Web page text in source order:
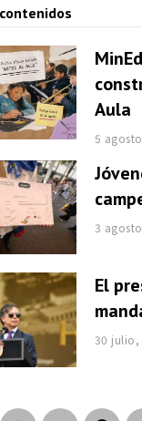
Aula
5
3
El
30 julio,